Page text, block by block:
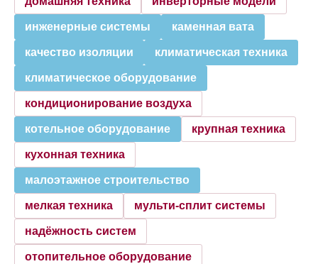
инженерные системы каменная вата
качество изоляции климатическая техника
климатическое оборудование
кондиционирование воздуха
котельное оборудование крупная техника
кухонная техника
малоэтажное строительство
мелкая техника мульти-сплит системы
надёжность систем
отопительное оборудование